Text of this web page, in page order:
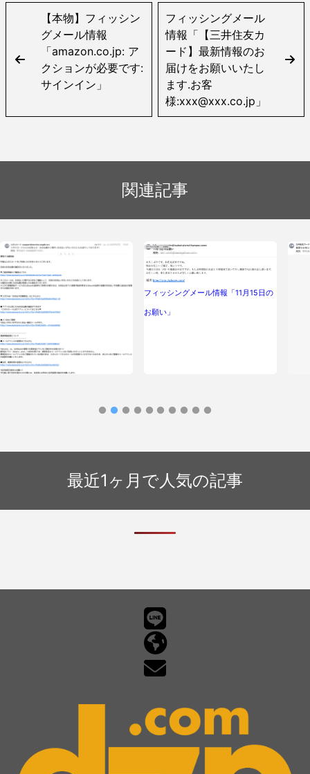
【本物】フィッシン
グメール情報
「amazon.co.jp: ア
クションが必要です:
サインイン」
フィッシングメール
情報「【三井住友カ
ード】最新情報のお
届けをお願いいたし
ます.お客
様:xxx@xxx.co.jp」
関連記事
フィッシングメール情報「エポスカー
フィッシングメール情報「11月15日の
お願い」
らせ
最近1ヶ月で人気の記事